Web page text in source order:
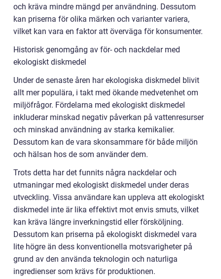
och kräva mindre mängd per användning. Dessutom
kan priserna för olika märken och varianter variera,
vilket kan vara en faktor att överväga för konsumenter.
Historisk genomgång av för- och nackdelar med
ekologiskt diskmedel
Under de senaste åren har ekologiska diskmedel blivit
allt mer populära, i takt med ökande medvetenhet om
miljöfrågor. Fördelarna med ekologiskt diskmedel
inkluderar minskad negativ påverkan på vattenresurser
och minskad användning av starka kemikalier.
Dessutom kan de vara skonsammare för både miljön
och hälsan hos de som använder dem.
Trots detta har det funnits några nackdelar och
utmaningar med ekologiskt diskmedel under deras
utveckling. Vissa användare kan uppleva att ekologiskt
diskmedel inte är lika effektivt mot envis smuts, vilket
kan kräva längre inverkningstid eller försköljning.
Dessutom kan priserna på ekologiskt diskmedel vara
lite högre än dess konventionella motsvarigheter på
grund av den använda teknologin och naturliga
ingredienser som krävs för produktionen.